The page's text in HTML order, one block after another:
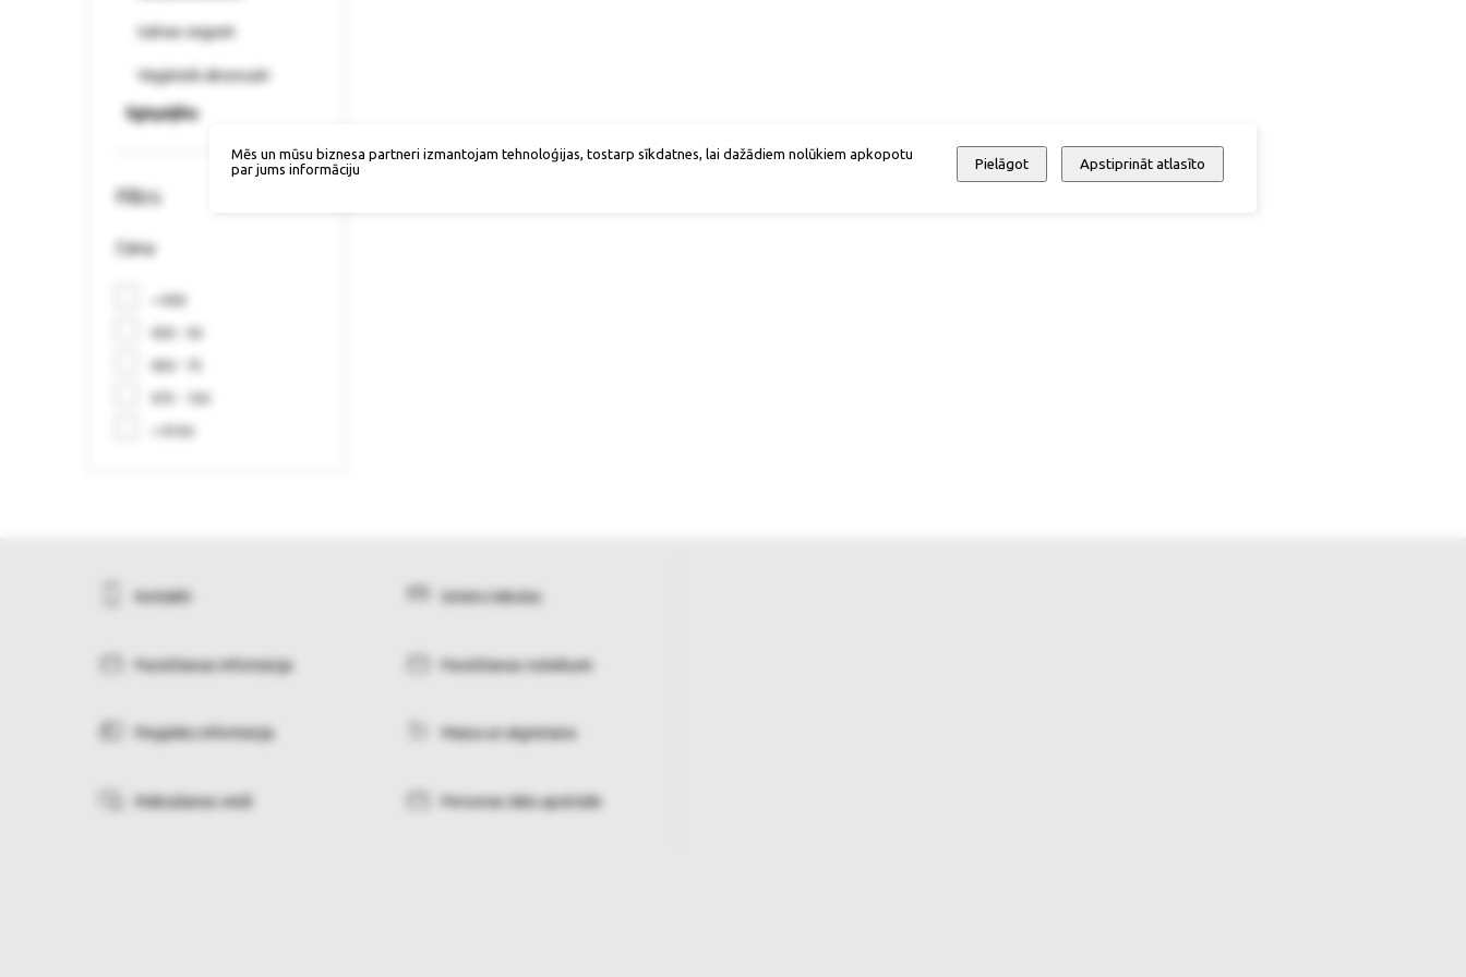
Galvas segumi
Vegāniski aksesuāri
Ilgtspējība
Filtrs
Cena
Kontakti Izmēru tabulas
Pasūtīšanas informācija Pasūtīšanas noteikumi
Piegādes informācija Maiņa un atgriešana
Maksāšanas veidi Personas datu apstrāde
Mēs un mūsu biznesa partneri izmantojam tehnoloģijas, tostarp sīkdatnes, lai dažādiem nolūkiem apkopotu
par jums informāciju
Pielāgot Apstiprināt atlasīto